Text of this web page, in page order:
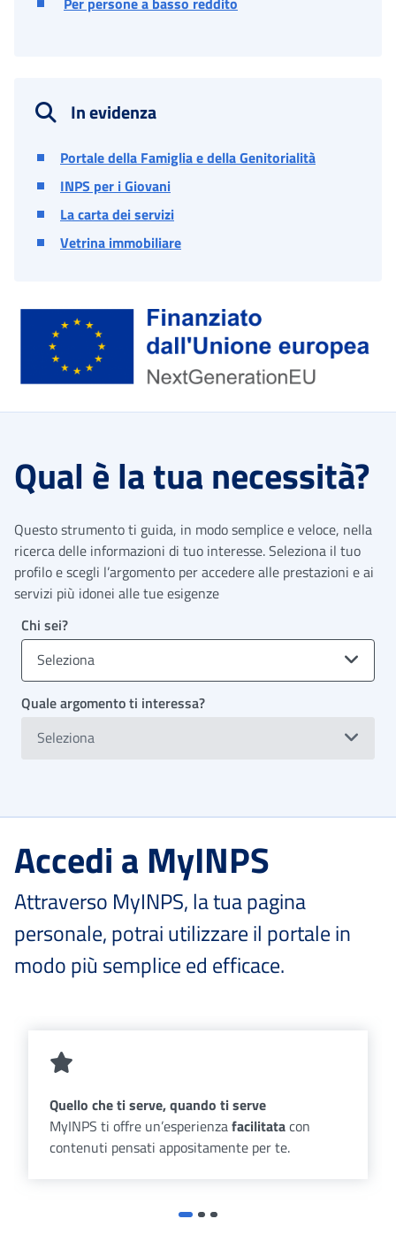
In evidenza
Portale della Famiglia e della Genitorialità
INPS per i Giovani
La carta dei servizi
Vetrina immobiliare
Qual è la tua necessità?
Questo strumento ti guida, in modo semplice e veloce, nella
ricerca delle informazioni di tuo interesse. Seleziona il tuo
profilo e scegli l’argomento per accedere alle prestazioni e ai
servizi più idonei alle tue esigenze
Chi sei?
Seleziona
Quale argomento ti interessa?
Seleziona
Accedi a MyINPS
Attraverso MyINPS, la tua pagina
personale, potrai utilizzare il portale in
modo più semplice ed efficace.
Quello che ti serve, quando ti serve
MyINPS ti offre un’esperienzafacilitatacon
contenuti pensati appositamente per te.